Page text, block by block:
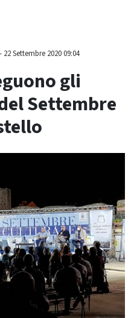
chiarezza!”"
- 22 Settembre 2020 09:04
gli
Settembre